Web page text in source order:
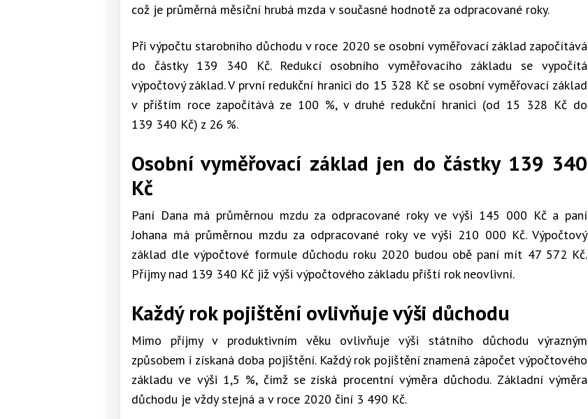
což je průměrná měsíční hrubá mzda v současné hodnotě za odpracované roky.
Při výpočtu starobního důchodu v roce 2020 se osobní vyměřovací základ započítává
do částky 139 340 Kč. Redukcí osobního vyměřovacího základu se vypočítá
výpočtový základ. V první redukční hranici do 15 328 Kč se osobní vyměřovací základ
v příštím roce započítává ze 100 %, v druhé redukční hranici (od 15 328 Kč do
139 340 Kč) z 26 %.
Osobní vyměřovací základ jen do částky 139 340
Kč
Paní Dana má průměrnou mzdu za odpracované roky ve výši 145 000 Kč a paní
Johana má průměrnou mzdu za odpracované roky ve výši 210 000 Kč. Výpočtový
základ dle výpočtové formule důchodu roku 2020 budou obě paní mít 47 572 Kč.
Příjmy nad 139 340 Kč již výši výpočtového základu příští rok neovlivní.
Každý rok pojištění ovlivňuje výši důchodu
Mimo příjmy v produktivním věku ovlivňuje výši státního důchodu výrazným
způsobem i získaná doba pojištění. Každý rok pojištění znamená zápočet výpočtového
základu ve výši 1,5 %, čímž se získá procentní výměra důchodu. Základní výměra
důchodu je vždy stejná a v roce 2020 činí 3 490 Kč.